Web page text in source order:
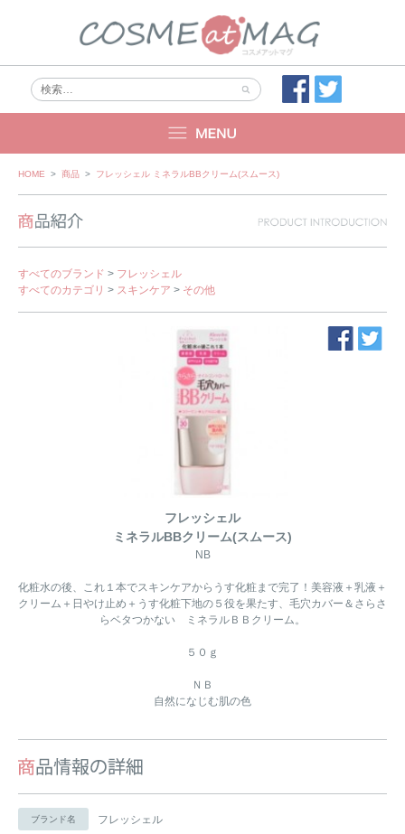
Skip
HOME > 商品 > フレッシェル ミネラルBBクリーム(スムース)
すべてのブランド > フレッシェル
すべてのカテゴリ > スキンケア > その他
フレッシェル
ミネラルBBクリーム(スムース)
NB
化粧水の後、これ１本でスキンケアからうす化粧まで完了！美容液＋乳液＋
クリーム＋日やけ止め＋うす化粧下地の５役を果たす、毛穴カバー＆さらさ
らベタつかない ミネラルＢＢクリーム。
５０ｇ
ＮＢ
自然になじむ肌の色
ブランド名 フレッシェル